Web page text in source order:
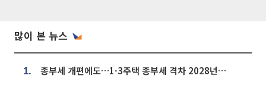
많이 본 뉴스
1. 종부세 개편에도…1·3주택 종부세 격차 2028년부터 확대